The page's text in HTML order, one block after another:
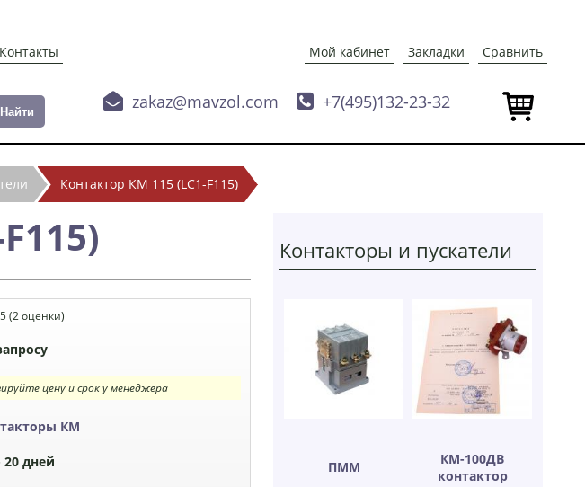
Контакты Мой кабинет Закладки Сравнить
 zakaz@mavzol.com  +7(495)132-23-32
Контактор КМ 115 (LC1-F115)
(2 оценки)
цену и срок у менеджера
КМ
20 дней
Контакторы и пускатели
ПММ
КМ-100ДВ
контактор